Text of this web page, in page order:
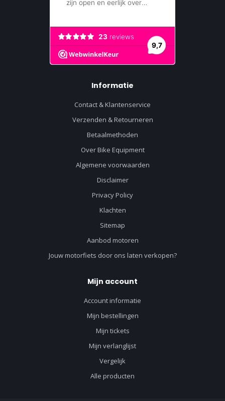
Informatie
Contact & Klantenservice
Verzenden & Retourneren
Betaalmethoden
Over Bike Equipment
Algemene voorwaarden
Disclaimer
Privacy Policy
Klachten
Sitemap
Aanbod motoren
Jouw motorfiets door ons laten verkopen?
Mijn account
Account informatie
Mijn bestellingen
Mijn tickets
Mijn verlanglijst
Vergelijk
Alle producten